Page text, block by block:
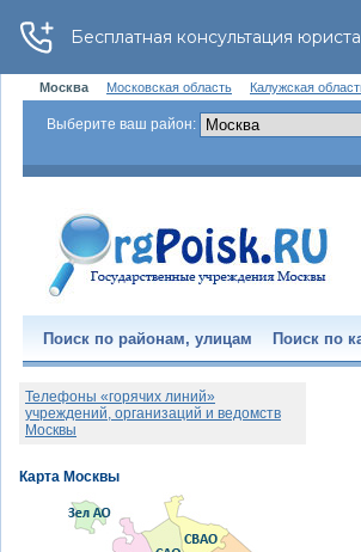
Москва Московская область Калужская
Выберите ваш район:
Поиск по районам, улицам Поиск по
Телефоны «горячих линий»
учреждений, организаций и ведомств
Москвы